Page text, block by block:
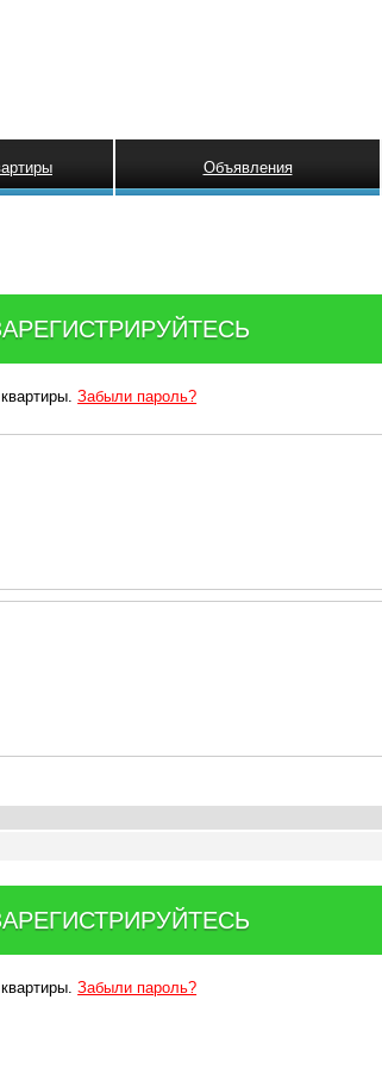
Объявления
квартиры.Забыли пароль?
квартиры.Забыли пароль?